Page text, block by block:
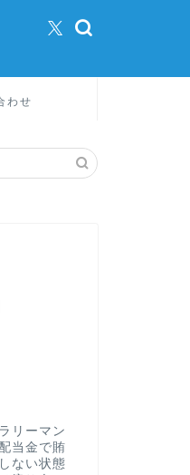
わせ
リーマン
当金で賄
ない状態